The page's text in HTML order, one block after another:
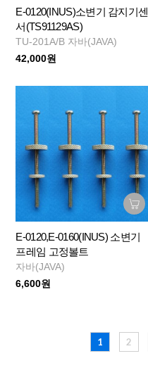
E-0120(INUS)소변기 감지기센
서(TS91129AS)
TU-201A/B 자바(JAVA)
42,000원
E-0120,E-0160(INUS) 소변기
프레임 고정볼트
자바(JAVA)
6,600원
1 2